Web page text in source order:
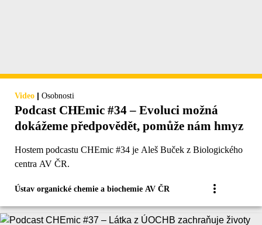
Video | Osobnosti
Podcast CHEmic #34 – Evoluci možná
dokážeme předpovědět, pomůže nám hmyz
Hostem podcastu CHEmic #34 je Aleš Buček z Biologického
centra AV ČR.
Ústav organické chemie a biochemie AV ČR